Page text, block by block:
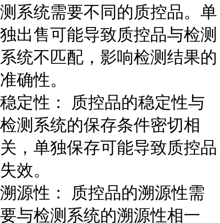
测系统需要不同的质控品。单
独出售可能导致质控品与检测
系统不匹配，影响检测结果的
准确性。
稳定性： 质控品的稳定性与
检测系统的保存条件密切相
关，单独保存可能导致质控品
失效。
溯源性： 质控品的溯源性需
要与检测系统的溯源性相一